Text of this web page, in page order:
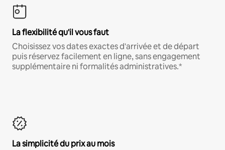
La flexibilité qu'il vous faut
Choisissez vos dates exactes d'arrivée et de départ
puis réservez facilement en ligne, sans engagement
supplémentaire ni formalités administratives.*
La simplicité du prix au mois